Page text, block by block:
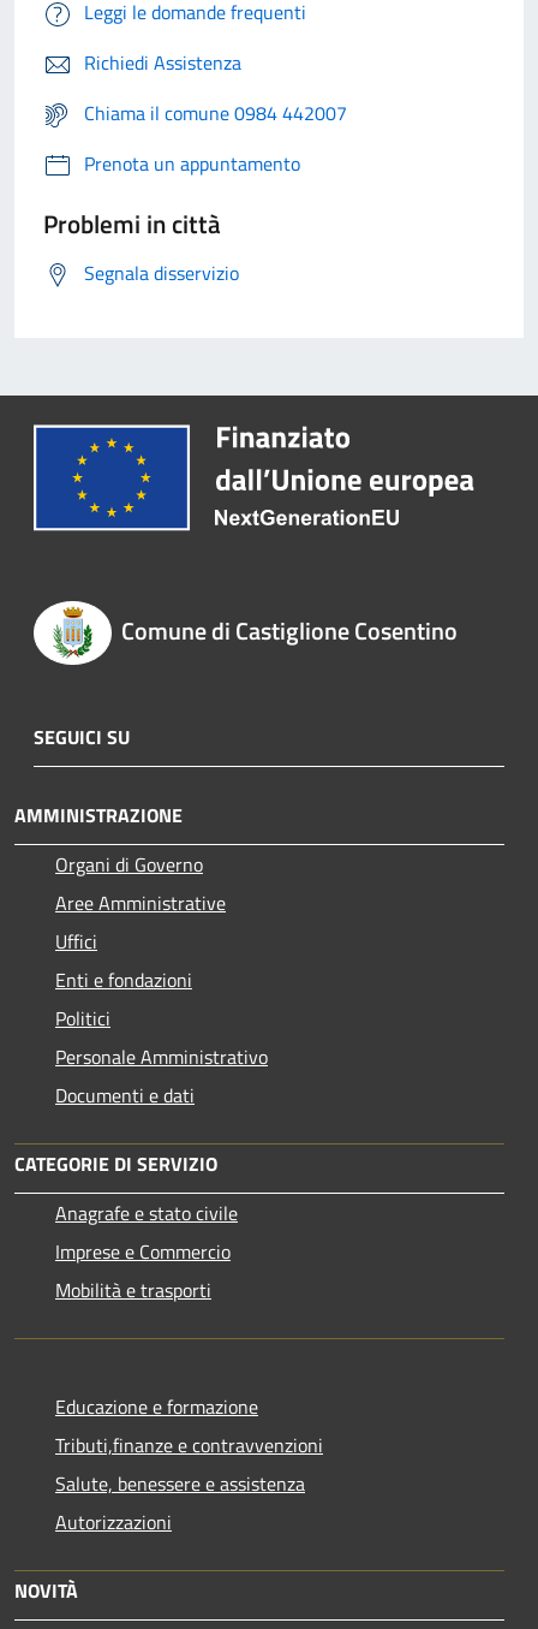
Leggi le domande frequenti
Richiedi Assistenza
Chiama il comune 0984 442007
Prenota un appuntamento
Problemi in città
Segnala disservizio
Comune di Castiglione Cosentino
SEGUICI SU
AMMINISTRAZIONE
Organi di Governo
Aree Amministrative
Uffici
Enti e fondazioni
Politici
Personale Amministrativo
Documenti e dati
CATEGORIE DI SERVIZIO
Anagrafe e stato civile
Imprese e Commercio
Mobilità e trasporti
Educazione e formazione
Tributi,finanze e contravvenzioni
Salute, benessere e assistenza
Autorizzazioni
NOVITÀ